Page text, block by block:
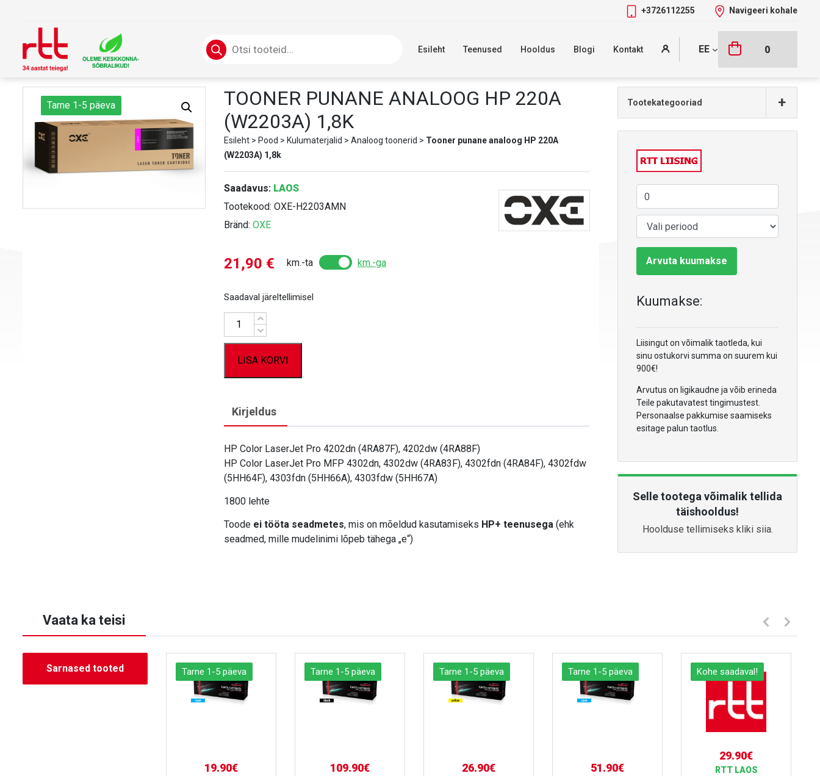
+3726112255 Navigeeri kohale
Products
search
Esileht Teenused Hooldus Blogi Kontakt EE 0
Tarne 1-5 päeva
TOONER PUNANE ANALOOG HP 220A
(W2203A) 1,8K
Esileht> Pood > Kulumaterjalid > Analoog toonerid > Tooner punane analoog HP 220A
(W2203A) 1,8k
Saadavus: LAOS
Tootekood: OXE-H2203AMN
Bränd: OXE
21,90 € km.-ta km.-ga
Saadaval järeltellimisel
Kogus
LISA KORVI
Kirjeldus
HP Color LaserJet Pro 4202dn (4RA87F), 4202dw (4RA88F)
HP Color LaserJet Pro MFP 4302dn, 4302dw (4RA83F), 4302fdn (4RA84F), 4302fdw
(5HH64F), 4303fdn (5HH66A), 4303fdw (5HH67A)
1800 lehte
Toode ei tööta seadmetes, mis on mõeldud kasutamiseks HP+ teenusega(ehk
seadmed, mille mudelinimi lõpeb tähega „e“)
Tootekategooriad +
Arvuta kuumakse
Kuumakse:
Liisingut on võimalik taotleda, kui
sinu ostukorvi summa on suurem kui
900€!
Arvutus on ligikaudne ja võib erineda
Teile pakutavatest tingimustest.
Personaalse pakkumise saamiseks
esitage palun taotlus.
Selle tootega võimalik tellida
täishooldus!
Hoolduse tellimiseks kliki siia.
Vaata ka teisi
Sarnased tooted
Tarne 1-5 päeva Tarne 1-5 päeva
19.90€
Tarne 1-5 päeva
109.90€
Tarne 1-5 päeva
26.90€
Tarne 1-5 päeva
51.90€
Kohe saadaval!
29.90€
RTT LAOS